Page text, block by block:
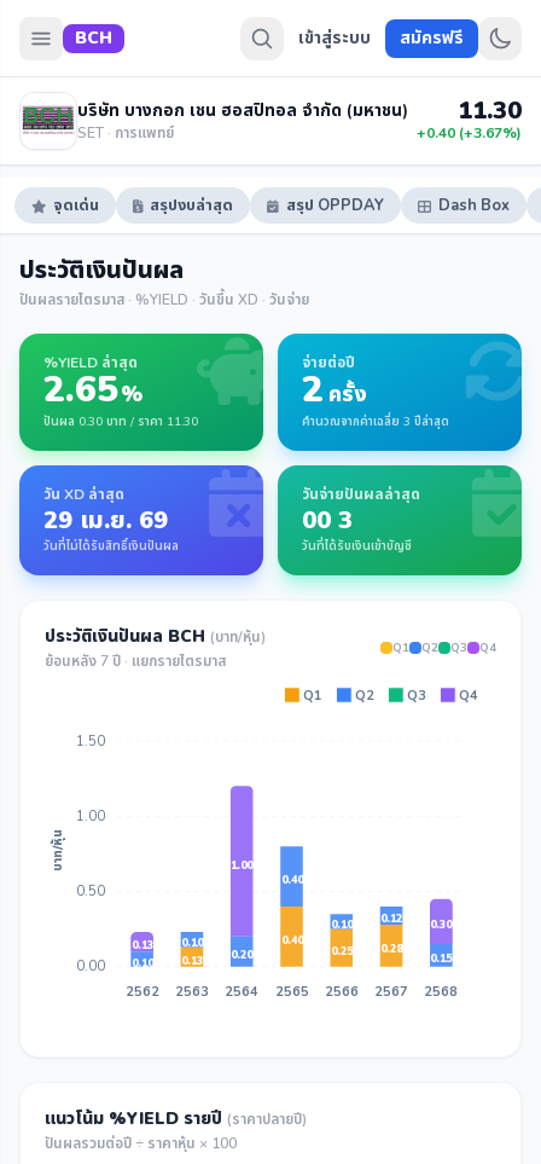
BCH เข้าสู่ระบบ สมัครฟรี
บริษัท บางกอก เชน ฮอสปิทอล จำกัด (มหาชน)
SET · การแพทย์
11.30
+0.40 (+3.67%)
จุดเด่น สรุปงบล่าสุด สรุป OPPDAY Dash Box
ประวัติเงินปันผล
ปันผลรายไตรมาส · %YIELD · วันขึ้น XD · วันจ่าย
%YIELD ล่าสุด
2.65%
ปันผล 0.30 บาท / ราคา 11.30
จ่ายต่อปี
2 ครั้ง
คำนวณจากค่าเฉลี่ย 3 ปีล่าสุด
วัน XD ล่าสุด
29 เม.ย. 69
วันที่ไม่ได้รับสิทธิ์เงินปันผล
วันจ่ายปันผลล่าสุด
00 3
วันที่ได้รับเงินเข้าบัญชี
ประวัติเงินปันผล BCH (บาท/หุ้น)
ย้อนหลัง 7 ปี · แยกรายไตรมาส
Q1 Q2 Q3 Q4
Q1 Q2 Q3 Q4
1.50
1.00
0.50
0.00
บาท/หุ้น
0.13
0.40
0.25
0.28
0.10
0.10
0.20
0.40
0.10 0.12
0.15
0.13
1.00
0.30
2562 2563 2564 2565 2566 2567 2568
แนวโน้ม %YIELD รายปี (ราคาปลายปี)
ปันผลรวมต่อปี ÷ ราคาหุ้น × 100